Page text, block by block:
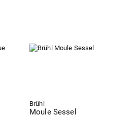
Brühl
Moule Sessel